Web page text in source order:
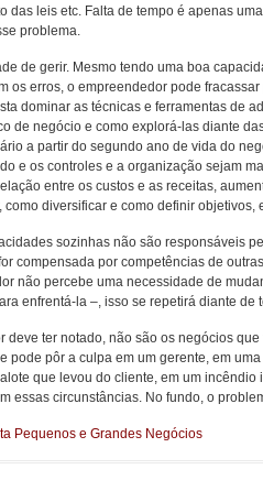
das leis etc. Falta de tempo é apenas
problema.
de gerir. Mesmo tendo uma boa
os erros, o empreendedor pode
dominar as técnicas e ferramentas de
de negócio e como explorá-las diante
a partir do segundo ano de vida do
e os controles e a organização sejam
entre os custos e as receitas,
como diversificar e como definir objetivos,
sozinhas não são responsáveis
compensada por competências de
não percebe uma necessidade de
enfrentá-la –, isso se repetirá diante
deve ter notado, não são os negócios
pode pôr a culpa em um gerente, em
que levou do cliente, em um
essas circunstâncias. No fundo, o
Pequenos e Grandes Negócios